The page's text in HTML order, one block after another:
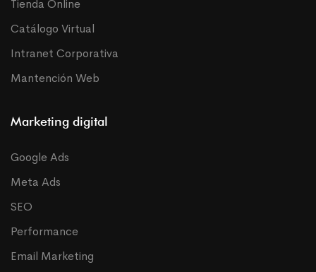
Tienda Online
Catálogo Virtual
Intranet Corporativa
Mantención Web
Marketing digital
Google Ads
Meta Ads
SEO
Performance
Email Marketing